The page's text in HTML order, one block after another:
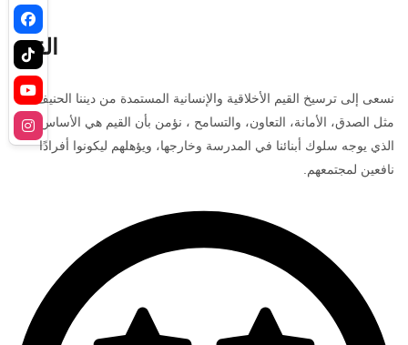
القيم
نسعى إلى ترسيخ القيم الأخلاقية والإنسانية المستمدة من ديننا الحنيف،
مثل الصدق، الأمانة، التعاون، والتسامح ، نؤمن بأن القيم هي الأساس
الذي يوجه سلوك أبنائنا في المدرسة وخارجها، ويؤهلهم ليكونوا أفرادًا
نافعين لمجتمعهم.